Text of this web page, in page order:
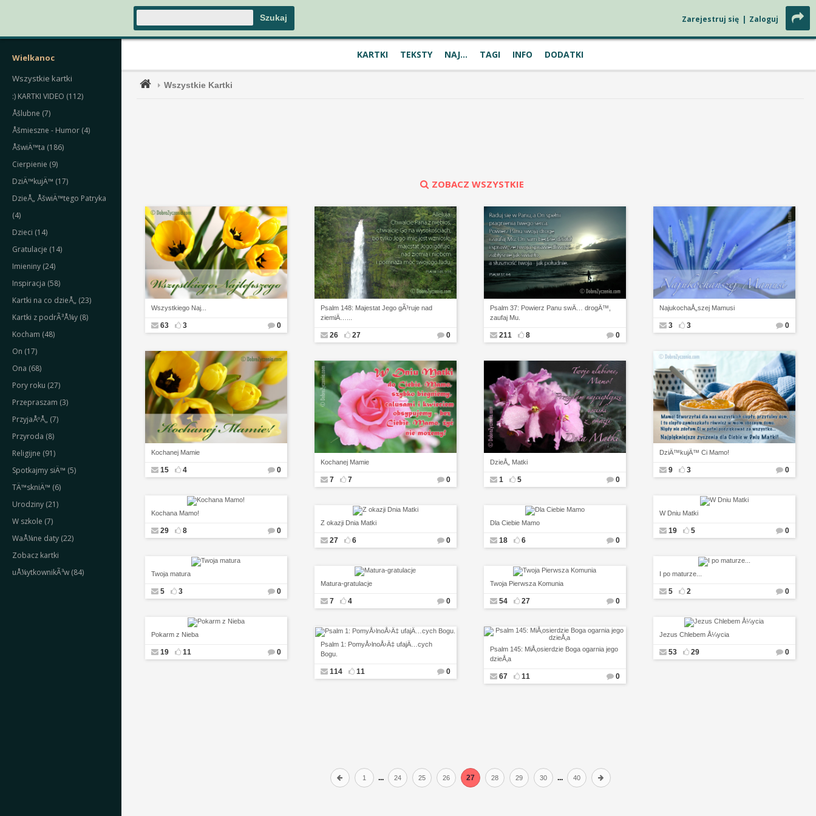
Zarejestruj się | Zaloguj
KARTKI TEKSTY NAJ... TAGI INFO DODATKI
Wielkanoc
Wszystkie kartki
:) KARTKI VIDEO (112)
Åšlubne (7)
Åšmieszne - Humor (4)
ÅšwiÄ™ta (186)
Cierpienie (9)
DziÄ™kujÄ™ (17)
DzieÅ„ ÅšwiÄ™tego Patryka
(4)
Dzieci (14)
Gratulacje (14)
Imieniny (24)
Inspiracja (58)
Kartki na co dzieÅ„ (23)
Kartki z podrÃ³Å¼y (8)
Kocham (48)
On (17)
Ona (68)
Pory roku (27)
Przepraszam (3)
PrzyjaÅºÅ„ (7)
Przyroda (8)
Religijne (91)
Spotkajmy siÄ™ (5)
TÄ™skniÄ™ (6)
Urodziny (21)
W szkole (7)
WaÅ¼ne daty (22)
Zobacz kartki
uÅ¼ytkownikÃ³w (84)
Wszystkie Kartki
ZOBACZ WSZYSTKIE
Wszystkiego Naj...
63 3 0
Psalm 148: Majestat Jego gÃ³ruje nad
ziemiÄ…...
26 27 0
Psalm 37: Powierz Panu swÄ… drogÄ™,
zaufaj Mu.
211 8 0
NajukochaÅ„szej Mamusi
3 3 0
Kochanej Mamie
15 4 0
DziÄ™kujÄ™ Ci Mamo!
9 3 0
Kochanej Mamie
7 7 0
DzieÅ„ Matki
1 5 0
Kochana Mamo!
29 8 0
W Dniu Matki
19 5 0
Z okazji Dnia Matki
27 6 0
Dla Ciebie Mamo
18 6 0
Twoja matura
5 3 0
I po maturze...
5 2 0
Matura-gratulacje
7 4 0
Twoja Pierwsza Komunia
54 27 0
Pokarm z Nieba
19 11 0
Jezus Chlebem Å¼ycia
53 29 0
Psalm 1: PomyÅ›lnoÅ›Ä‡ ufajÄ…cych
Bogu.
114 11 0
Psalm 145: MiÅ‚osierdzie Boga ogarnia jego
dzieÅ‚a
67 11 0
1 ... 24 25 26 27 28 29 30 ... 40